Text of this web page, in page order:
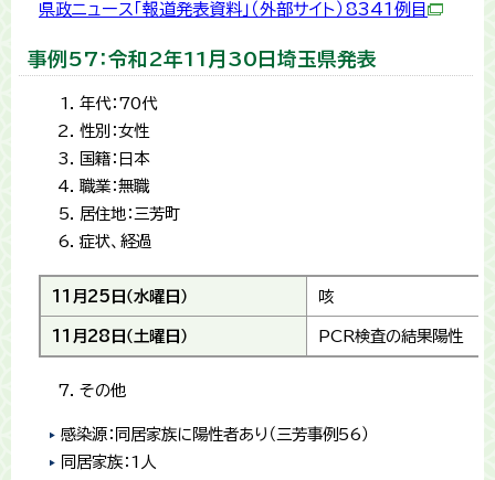
県政ニュース「報道発表資料」（外部サイト）8341例目
事例57：令和2年11月30日埼玉県発表
年代：70代
性別：女性
国籍：日本
職業：無職
居住地：三芳町
症状、経過
11月25日（水曜日） 咳
11月28日（土曜日） PCR検査の結果陽性
その他
感染源：同居家族に陽性者あり（三芳事例56）
同居家族：1人